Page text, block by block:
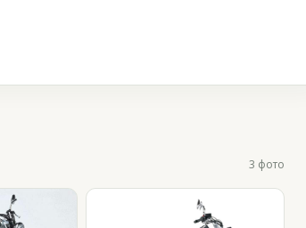
3 фото